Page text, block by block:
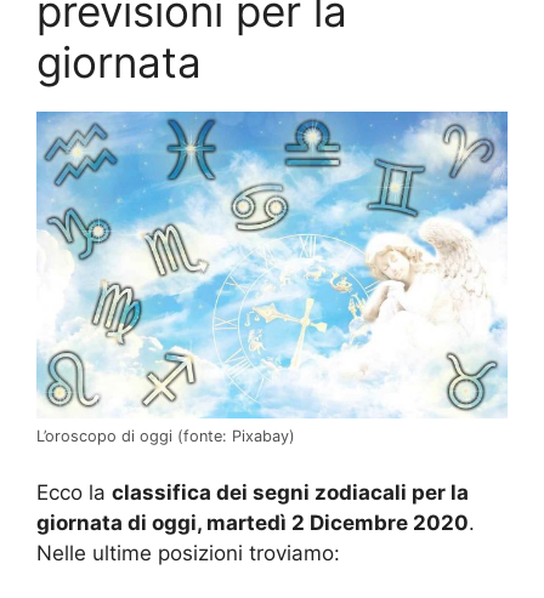
previsioni per la
giornata
L’oroscopo di oggi (fonte: Pixabay)
Ecco la classifica dei segni zodiacali per la
giornata di oggi, martedì 2 Dicembre 2020.
Nelle ultime posizioni troviamo: